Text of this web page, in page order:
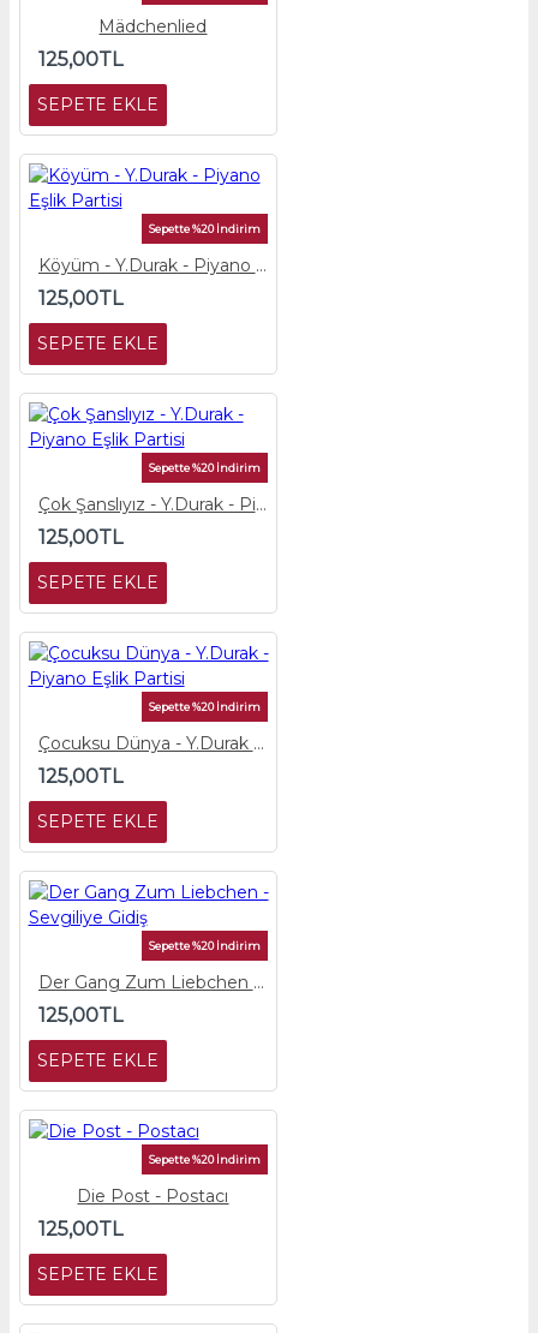
Mädchenlied
125,00TL
SEPETE EKLE
Sepette %20 İndirim
Köyüm - Y.Durak - Piyano Eşlik Partisi
125,00TL
SEPETE EKLE
Sepette %20 İndirim
Çok Şanslıyız - Y.Durak - Piyano Eşlik Partisi
125,00TL
SEPETE EKLE
Sepette %20 İndirim
Çocuksu Dünya - Y.Durak - Piyano Eşlik Partisi
125,00TL
SEPETE EKLE
Sepette %20 İndirim
Der Gang Zum Liebchen - Sevgiliye Gidiş
125,00TL
SEPETE EKLE
Sepette %20 İndirim
Die Post - Postacı
125,00TL
SEPETE EKLE